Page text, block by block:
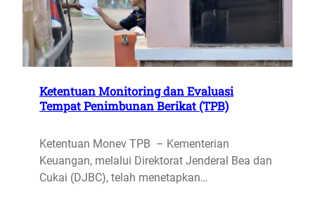
Ketentuan Monitoring dan Evaluasi
Tempat Penimbunan Berikat (TPB)
Ketentuan Monev TPB – Kementerian
Keuangan, melalui Direktorat Jenderal Bea dan
Cukai (DJBC), telah menetapkan…